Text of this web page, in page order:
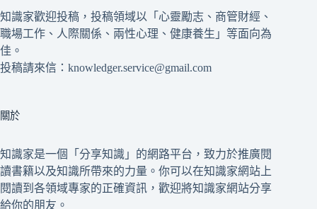
知識家歡迎投稿，投稿領域以「心靈勵志、商管財經、
職場工作、人際關係、兩性心理、健康養生」等面向為
佳。
投稿請來信：knowledger.service@gmail.com
關於
知識家是一個「分享知識」的網路平台，致力於推廣閱
讀書籍以及知識所帶來的力量。你可以在知識家網站上
閱讀到各領域專家的正確資訊，歡迎將知識家網站分享
給你的朋友。